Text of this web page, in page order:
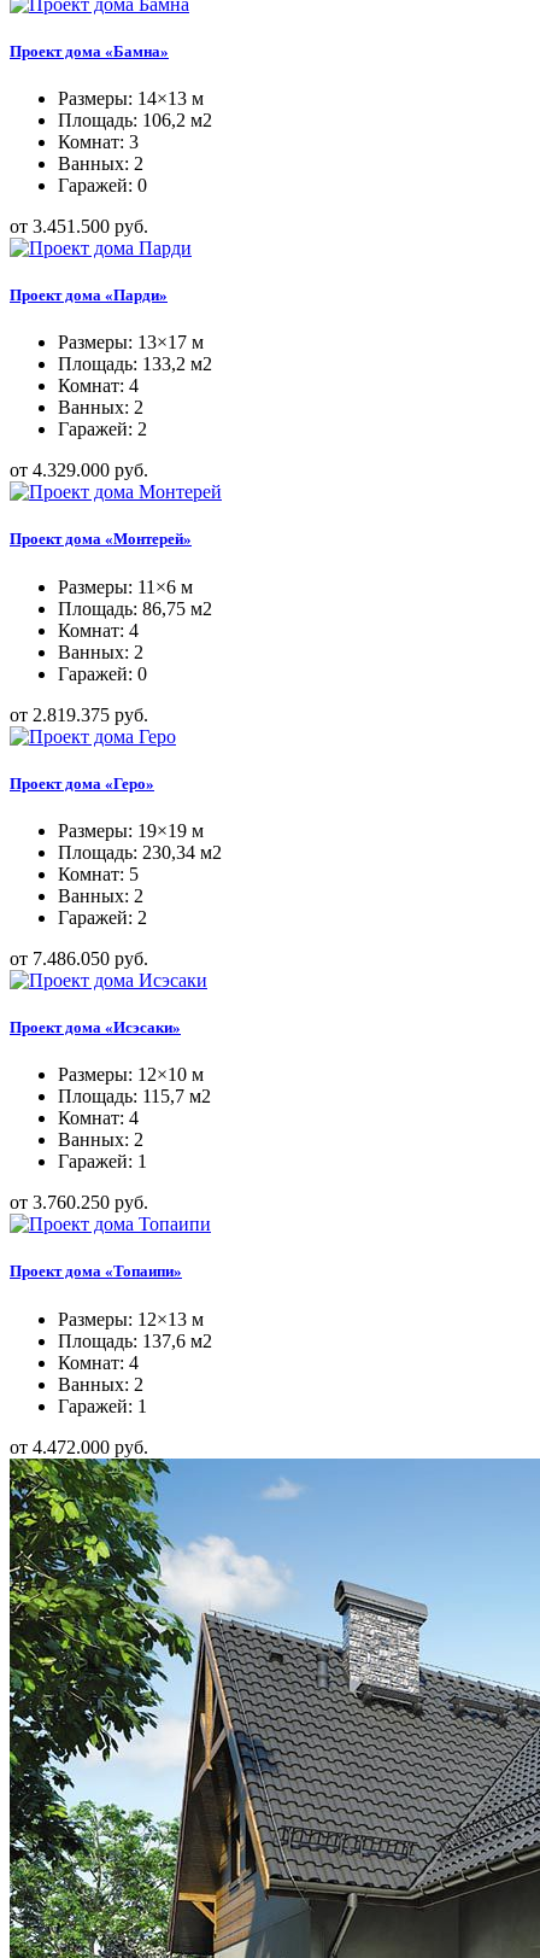
Проект дома «Бамна»
Размеры: 14×13 м
Площадь: 106,2 м2
Комнат: 3
Ванных: 2
Гаражей: 0
от 3.451.500 руб.
Проект дома «Парди»
Размеры: 13×17 м
Площадь: 133,2 м2
Комнат: 4
Ванных: 2
Гаражей: 2
от 4.329.000 руб.
Проект дома «Монтерей»
Размеры: 11×6 м
Площадь: 86,75 м2
Комнат: 4
Ванных: 2
Гаражей: 0
от 2.819.375 руб.
Проект дома «Геро»
Размеры: 19×19 м
Площадь: 230,34 м2
Комнат: 5
Ванных: 2
Гаражей: 2
от 7.486.050 руб.
Проект дома «Исэсаки»
Размеры: 12×10 м
Площадь: 115,7 м2
Комнат: 4
Ванных: 2
Гаражей: 1
от 3.760.250 руб.
Проект дома «Топаипи»
Размеры: 12×13 м
Площадь: 137,6 м2
Комнат: 4
Ванных: 2
Гаражей: 1
от 4.472.000 руб.